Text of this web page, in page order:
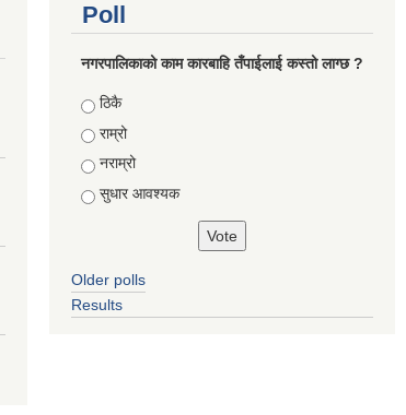
Poll
नगरपालिकाको काम कारबाहि तँपाईलाई कस्तो लाग्छ ?
Choices
ठिकै
राम्रो
नराम्रो
सुधार आवश्यक
Older polls
Results